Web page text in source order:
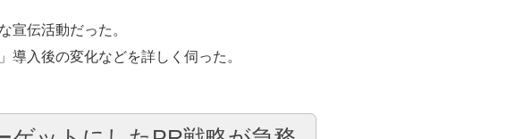
宣伝活動だった。
入後の変化などを詳しく伺った。